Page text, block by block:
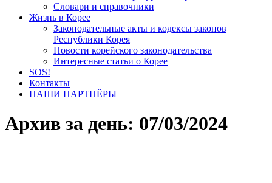
Словари и справочники
Жизнь в Корее
Законодательные акты и кодексы законов
Республики Корея
Новости корейского законодательства
Интересные статьи о Корее
SOS!
Контакты
НАШИ ПАРТНЁРЫ
Архив за день: 07/03/2024